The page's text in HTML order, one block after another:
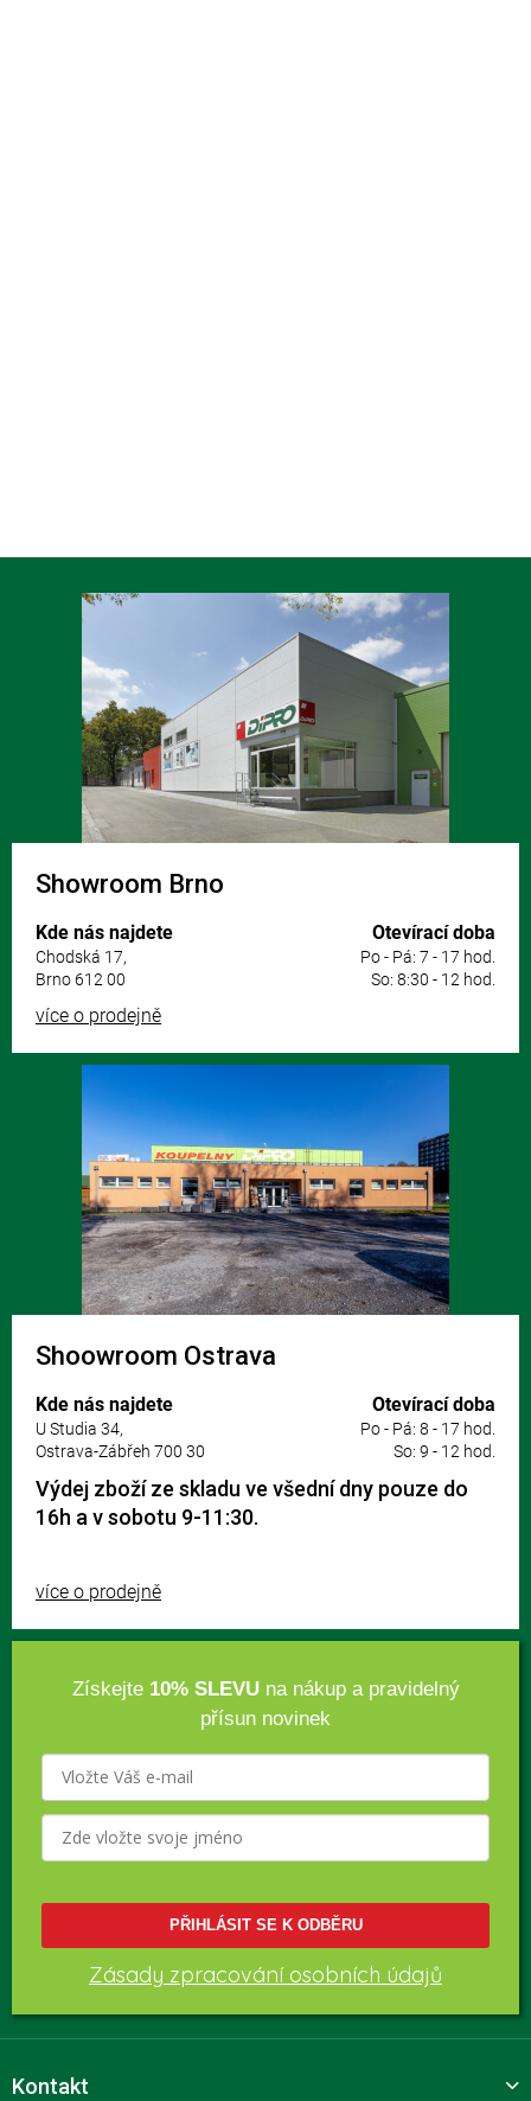
Showroom Brno
Kde nás najdete
Chodská 17,
Brno 612 00
Otevírací doba
Po - Pá: 7 - 17 hod.
So: 8:30 - 12 hod.
více o prodejně
Shoowroom Ostrava
Kde nás najdete
U Studia 34,
Ostrava-Zábřeh 700 30
Otevírací doba
Po - Pá: 8 - 17 hod.
So: 9 - 12 hod.
Výdej zboží ze skladu ve všední dny pouze do
16h a v sobotu 9-11:30.
více o prodejně
Získejte 10% SLEVUna nákup a pravidelný
přísun novinek
PŘIHLÁSIT SE K ODBĚRU
Zásady zpracování osobních údajů
Kontakt